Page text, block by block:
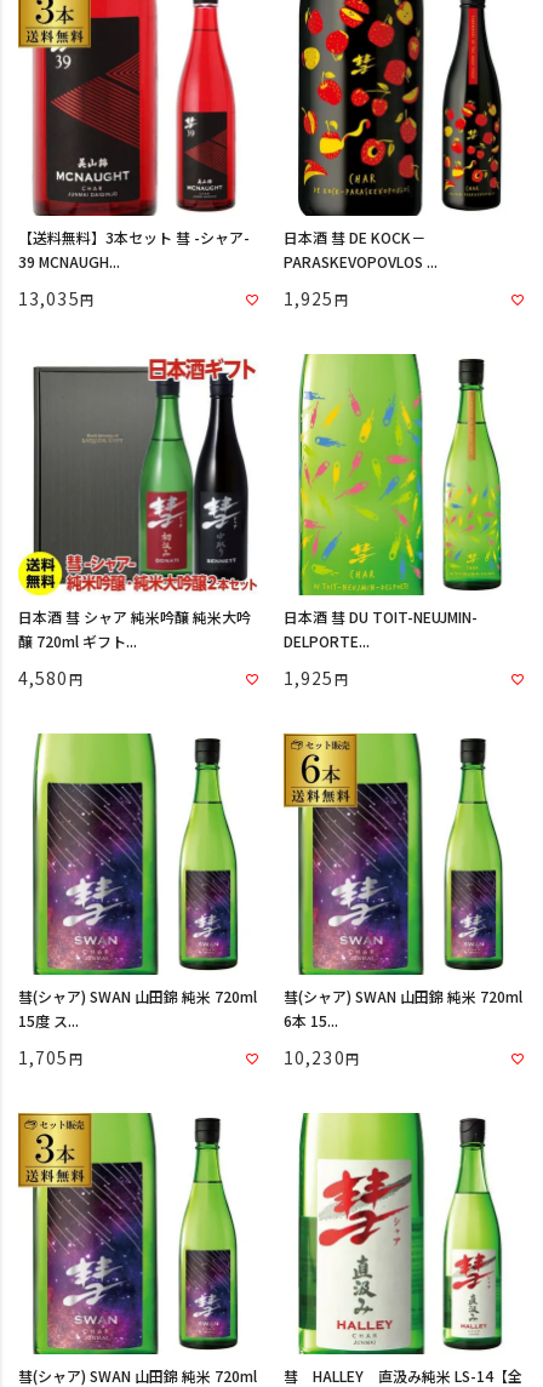
【送料無料】3本セット 彗 -シャア-
39 MCNAUGH...
13,035
日本酒 彗 DE KOCK－
PARASKEVOPOVLOS ...
1,925
日本酒 彗 シャア 純米吟醸 純米大吟
醸 720ml ギフト...
4,580
日本酒 彗 DU TOIT-NEUJMIN-
DELPORTE...
1,925
彗(シャア) SWAN 山田錦 純米 720ml
15度 ス...
1,705
彗(シャア) SWAN 山田錦 純米 720ml
6本 15...
10,230
彗(シャア) SWAN 山田錦 純米 720ml
彗 HALLEY 直汲み純米 LS-14【全